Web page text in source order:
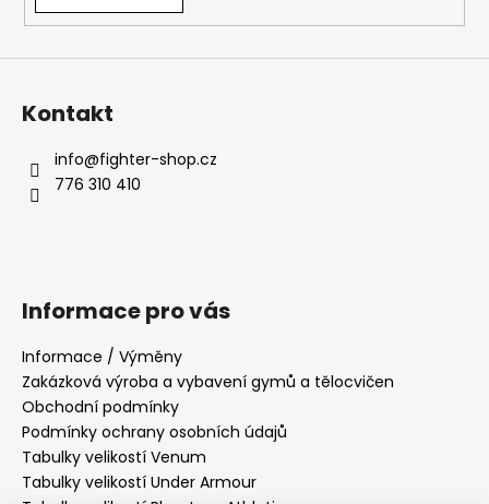
Kontakt
info@fighter-shop.cz
776 310 410
Informace pro vás
Informace / Výměny
Zakázková výroba a vybavení gymů a tělocvičen
Obchodní podmínky
Podmínky ochrany osobních údajů
Tabulky velikostí Venum
Tabulky velikostí Under Armour